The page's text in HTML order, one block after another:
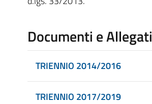
Documenti e Allegati
TRIENNIO 2014/2016
TRIENNIO 2017/2019